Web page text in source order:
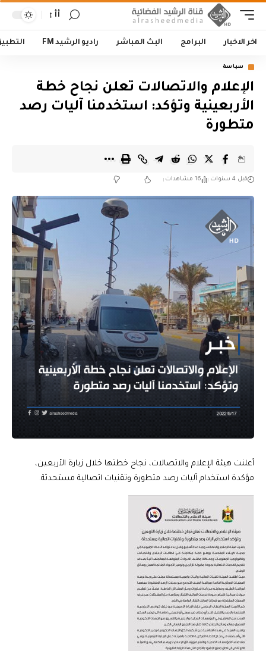
أأ
اخر الاخبار البرامج البث المباشر راديو الرشيد FM
سياسة
الإعلام والاتصالات تعلن نجاح خطة
الأربعينية وتؤكد: استخدمنا آليات رصد
متطورة
قبل 4 سنوات 16 مشاهدات
أعلنت هيئة الإعلام والاتصالات، نجاح خطتها خلال زيارة الأربعين،
مؤكدة استخدام آليات رصد متطورة وتقنيات اتصالية مستحدثة.